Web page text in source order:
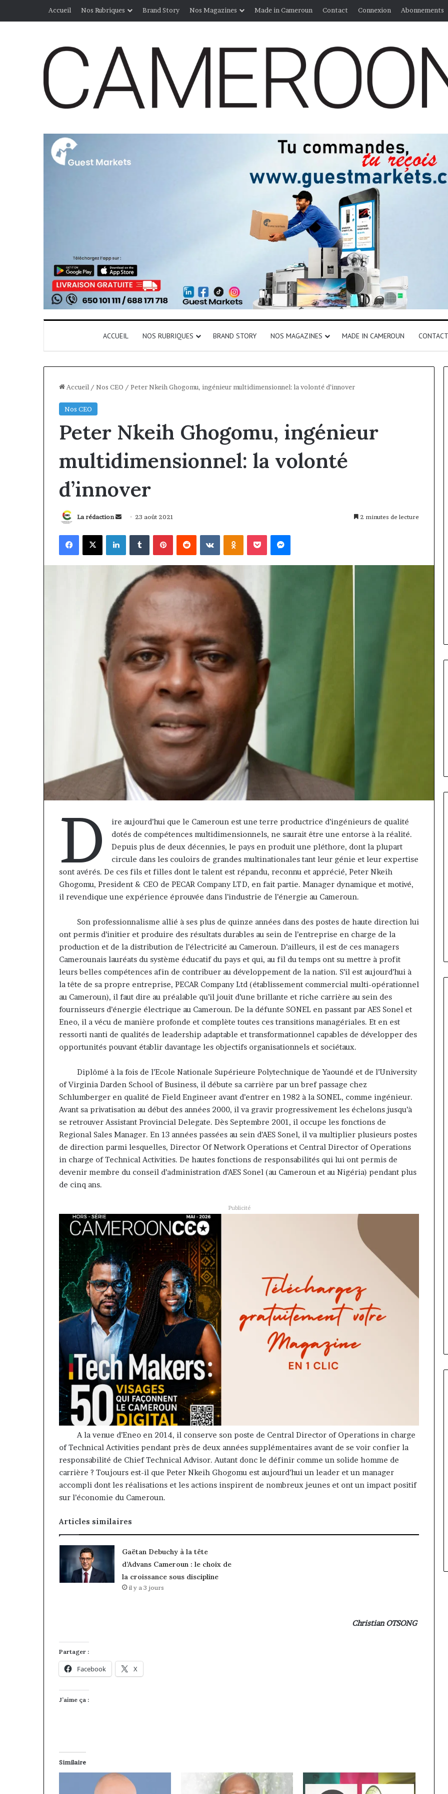
Accueil Nos Rubriques Brand Story Nos Magazines Made in Cameroun Contact Connexion Abonnements
ACCUEIL NOS RUBRIQUES BRAND STORY NOS MAGAZINES MADE IN CAMEROUN CONTACT
Accueil / Nos CEO / Peter Nkeih Ghogomu, ingénieur multidimensionnel: la volonté d’innover
Nos CEO
Peter Nkeih Ghogomu, ingénieur
multidimensionnel: la volonté
d’innover
La rédaction
Envoyer
courriel
23 août 2021 2 minutes de lecture
Facebook
X LinkedinTumblrPinterestReddit VKontakteOdnoklassniki
Pocket Messenger
D
ire aujourd’hui que le Cameroun est une terre productrice d’ingénieurs de qualité
dotés de compétences multidimensionnels, ne saurait être une entorse à la réalité.
Depuis plus de deux décennies, le pays en produit une pléthore, dont la plupart
circule dans les couloirs de grandes multinationales tant leur génie et leur expertise
sont avérés. De ces fils et filles dont le talent est répandu, reconnu et apprécié, Peter Nkeih
Ghogomu, President & CEO de PECAR Company LTD, en fait partie. Manager dynamique et motivé,
il revendique une expérience éprouvée dans l’industrie de l’énergie au Cameroun.
‎Son professionnalisme allié à ses plus de quinze années dans des postes de haute direction lui
ont permis d’initier et produire des résultats durables au sein de l’entreprise en charge de la
production et de la distribution de l’électricité au Cameroun. D’ailleurs, il est de ces managers
Camerounais lauréats du système éducatif du pays et qui, au fil du temps ont su mettre à profit
leurs belles compétences afin de contribuer au développement de la nation. S’il est aujourd’hui à
la tête de sa propre entreprise, PECAR Company Ltd (établissement commercial multi-opérationnel
au Cameroun), il faut dire au préalable qu’il jouit d’une brillante et riche carrière au sein des
fournisseurs d’énergie électrique au Cameroun. De la défunte SONEL en passant par AES Sonel et
Eneo, il a vécu de manière profonde et complète toutes ces transitions managériales. Et en est
ressorti nanti de qualités de leadership adaptable et transformationnel capables de développer des
opportunités pouvant établir davantage les objectifs organisationnels et sociétaux.
Diplômé à la fois de l’Ecole Nationale Supérieure Polytechnique de Yaoundé et de l’University
of Virginia Darden School of Business, il débute sa carrière par un bref passage chez
Schlumberger en qualité de Field Engineer avant d’entrer en 1982 à la SONEL, comme ingénieur.
Avant sa privatisation au début des années 2000, il va gravir progressivement les échelons jusqu’à
se retrouver Assistant Provincial Delegate. Dès Septembre 2001, il occupe les fonctions de
Regional Sales Manager. En 13 années passées au sein d’AES Sonel, il va multiplier plusieurs postes
de direction parmi lesquelles, Director Of Network Operations et Central Director of Operations
in charge of Technical Activities. De hautes fonctions de responsabilités qui lui ont permis de
devenir membre du conseil d’administration d’AES Sonel (au Cameroun et au Nigéria) pendant plus
de cinq ans.
Publicité
A la venue d’Eneo en 2014, il conserve son poste de Central Director of Operations in charge
of Technical Activities pendant près de deux années supplémentaires avant de se voir confier la
responsabilité de Chief Technical Advisor. Autant donc le définir comme un solide homme de
carrière ? Toujours est-il que Peter Nkeih Ghogomu est aujourd’hui un leader et un manager
accompli dont les réalisations et les actions inspirent de nombreux jeunes et ont un impact positif
sur l’économie du Cameroun.
Articles similaires
Gaëtan Debuchy à la tête
d’Advans Cameroun : le choix de
la croissance sous discipline
il y a 3 jours
Christian OTSONG
Partager :
Facebook X
J’aime ça :
Similaire
« Cette
plateforme
va
contribuer
à
faire
regard
porté
sur
la
diaspora »
Bouzidi
se
confie
sur
jesuisaucameroun
il y a 1 semaine
« Cette plateforme va
contribuer à faire évoluer le
samir Bouzidi se confie sur
jesuisaucameroun com
MTN
Cameroun
:
Rose
Leke
présidence
du
conseil,
Jean-
Emmanuel
nommé
vice-
président
il y a 14 heures
Fondation MTN Cameroun :
du conseil, Jean-Emmanuel
Pondi nommé vice-président